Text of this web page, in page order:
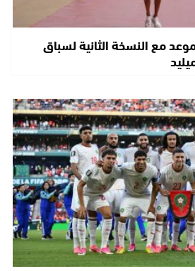
مع النسخة الثانية لسباق